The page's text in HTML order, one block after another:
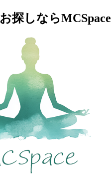
探しならMCSpace